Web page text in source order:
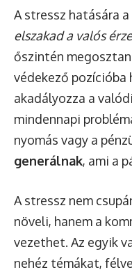
A stressz hatására
elszakad a valós
őszintén
védekező pozícióba
akadályozza a
mindennapi
nyomás vagy a
generálnak, ami a
A stressz nem
növeli, hanem a
vezethet. Az egyik
nehéz témákat,